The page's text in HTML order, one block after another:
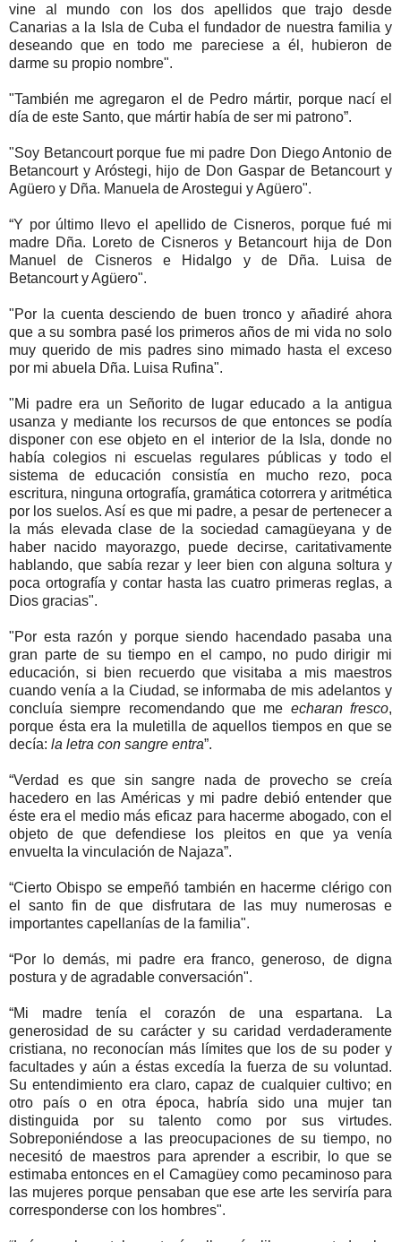
vine al mundo con los dos apellidos que trajo desde
Canarias a la Isla de Cuba el fundador de nuestra familia y
deseando que en todo me pareciese a él, hubieron de
darme su propio nombre".
"También me agregaron el de Pedro mártir, porque nací el
día de este Santo, que mártir había de ser mi patrono”.
"Soy Betancourt porque fue mi padre Don Diego Antonio de
Betancourt y Aróstegi, hijo de Don Gaspar de Betancourt y
Agüero y Dña. Manuela de Arostegui y Agüero".
“Y por último llevo el apellido de Cisneros, porque fué mi
madre Dña. Loreto de Cisneros y Betancourt hija de Don
Manuel de Cisneros e Hidalgo y de Dña. Luisa de
Betancourt y Agüero".
"Por la cuenta desciendo de buen tronco y añadiré ahora
que a su sombra pasé los primeros años de mi vida no solo
muy querido de mis padres sino mimado hasta el exceso
por mi abuela Dña. Luisa Rufina".
"Mi padre era un Señorito de lugar educado a la antigua
usanza y mediante los recursos de que entonces se podía
disponer con ese objeto en el interior de la Isla, donde no
había colegios ni escuelas regulares públicas y todo el
sistema de educación consistía en mucho rezo, poca
escritura, ninguna ortografía, gramática cotorrera y aritmética
por los suelos. Así es que mi padre, a pesar de pertenecer a
la más elevada clase de la sociedad camagüeyana y de
haber nacido mayorazgo, puede decirse, caritativamente
hablando, que sabía rezar y leer bien con alguna soltura y
poca ortografía y contar hasta las cuatro primeras reglas, a
Dios gracias".
"Por esta razón y porque siendo hacendado pasaba una
gran parte de su tiempo en el campo, no pudo dirigir mi
educación, si bien recuerdo que visitaba a mis maestros
cuando venía a la Ciudad, se informaba de mis adelantos y
concluía siempre recomendando que me echaran fresco,
porque ésta era la muletilla de aquellos tiempos en que se
decía: la letra con sangre entra”.
“Verdad es que sin sangre nada de provecho se creía
hacedero en las Américas y mi padre debió entender que
éste era el medio más eficaz para hacerme abogado, con el
objeto de que defendiese los pleitos en que ya venía
envuelta la vinculación de Najaza”.
“Cierto Obispo se empeñó también en hacerme clérigo con
el santo fin de que disfrutara de las muy numerosas e
importantes capellanías de la familia".
“Por lo demás, mi padre era franco, generoso, de digna
postura y de agradable conversación".
“Mi madre tenía el corazón de una espartana. La
generosidad de su carácter y su caridad verdaderamente
cristiana, no reconocían más límites que los de su poder y
facultades y aún a éstas excedía la fuerza de su voluntad.
Su entendimiento era claro, capaz de cualquier cultivo; en
otro país o en otra época, habría sido una mujer tan
distinguida por su talento como por sus virtudes.
Sobreponiéndose a las preocupaciones de su tiempo, no
necesitó de maestros para aprender a escribir, lo que se
estimaba entonces en el Camagüey como pecaminoso para
las mujeres porque pensaban que ese arte les serviría para
corresponderse con los hombres".